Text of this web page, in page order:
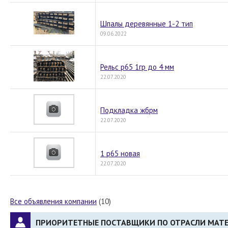
Шпалы деревянные 1-2 тип
09.06.2022
Рельс р65 1гр до 4 мм
22.07.2020
Подкладка жбрм
22.07.2020
1 р65 новая
22.07.2020
Все объявления компании (10)
ПРИОРИТЕТНЫЕ ПОСТАВЩИКИ ПО ОТРАСЛИ